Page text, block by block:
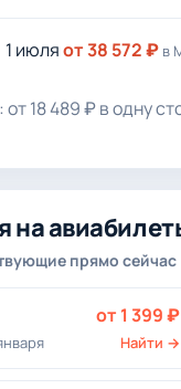
1 июляот 38 572 ₽ в
18 489 ₽ в одну
прямо сейчас
от 1 399 ₽
Найти →